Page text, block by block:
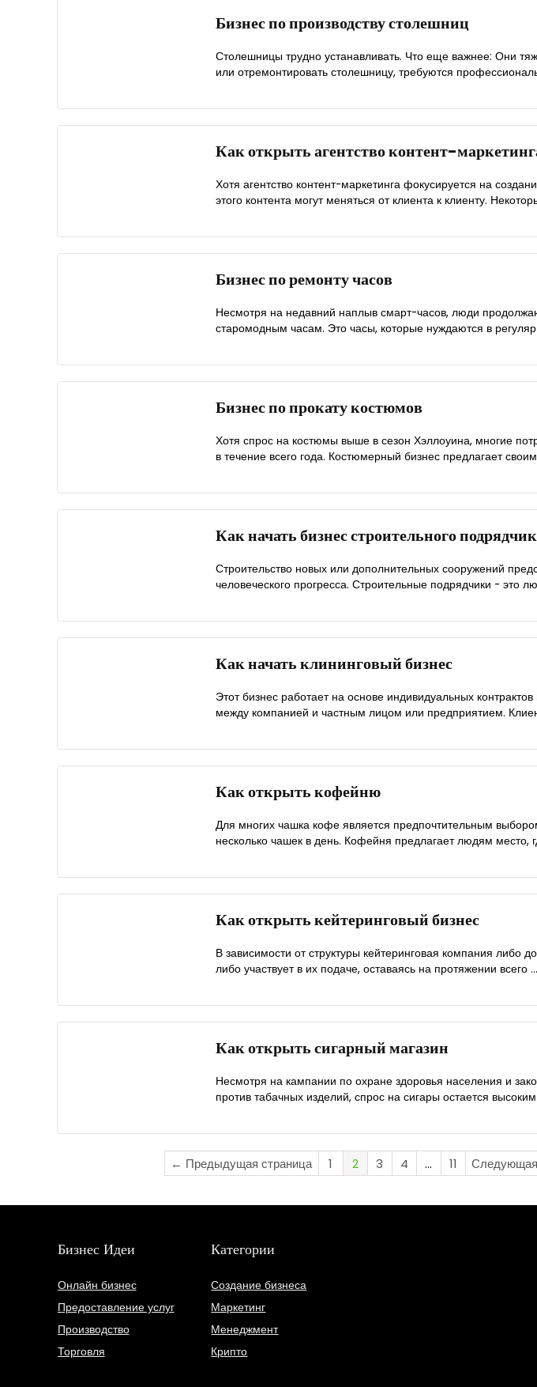
Бизнес по производству столешниц
Столешницы трудно устанавливать. Что еще важнее: Они
или отремонтировать столешницу, требуются
Как открыть агентство контент-
Хотя агентство контент-маркетинга фокусируется на
этого контента могут меняться от клиента к клиенту.
Бизнес по ремонту часов
Несмотря на недавний наплыв смарт-часов, люди
старомодным часам. Это часы, которые нуждаются в
Бизнес по прокату костюмов
Хотя спрос на костюмы выше в сезон Хэллоуина, многие
в течение всего года. Костюмерный бизнес предлагает своим
Как начать бизнес строительного
Строительство новых или дополнительных сооружений
человеческого прогресса. Строительные подрядчики - это
Как начать клининговый бизнес
Этот бизнес работает на основе индивидуальных
между компанией и частным лицом или предприятием.
Как открыть кофейню
Для многих чашка кофе является предпочтительным
несколько чашек в день. Кофейня предлагает людям место,
Как открыть кейтеринговый бизнес
В зависимости от структуры кейтеринговая компания либо
либо участвует в их подаче, оставаясь на протяжении всего ...
Как открыть сигарный магазин
Несмотря на кампании по охране здоровья населения и
против табачных изделий, спрос на сигары остается
← Предыдущая страница 1 2 3 4 … 11
Бизнес Идеи
Онлайн бизнес
Предоставление услуг
Производство
Торговля
Категории
Создание бизнеса
Маркетинг
Менеджмент
Крипто